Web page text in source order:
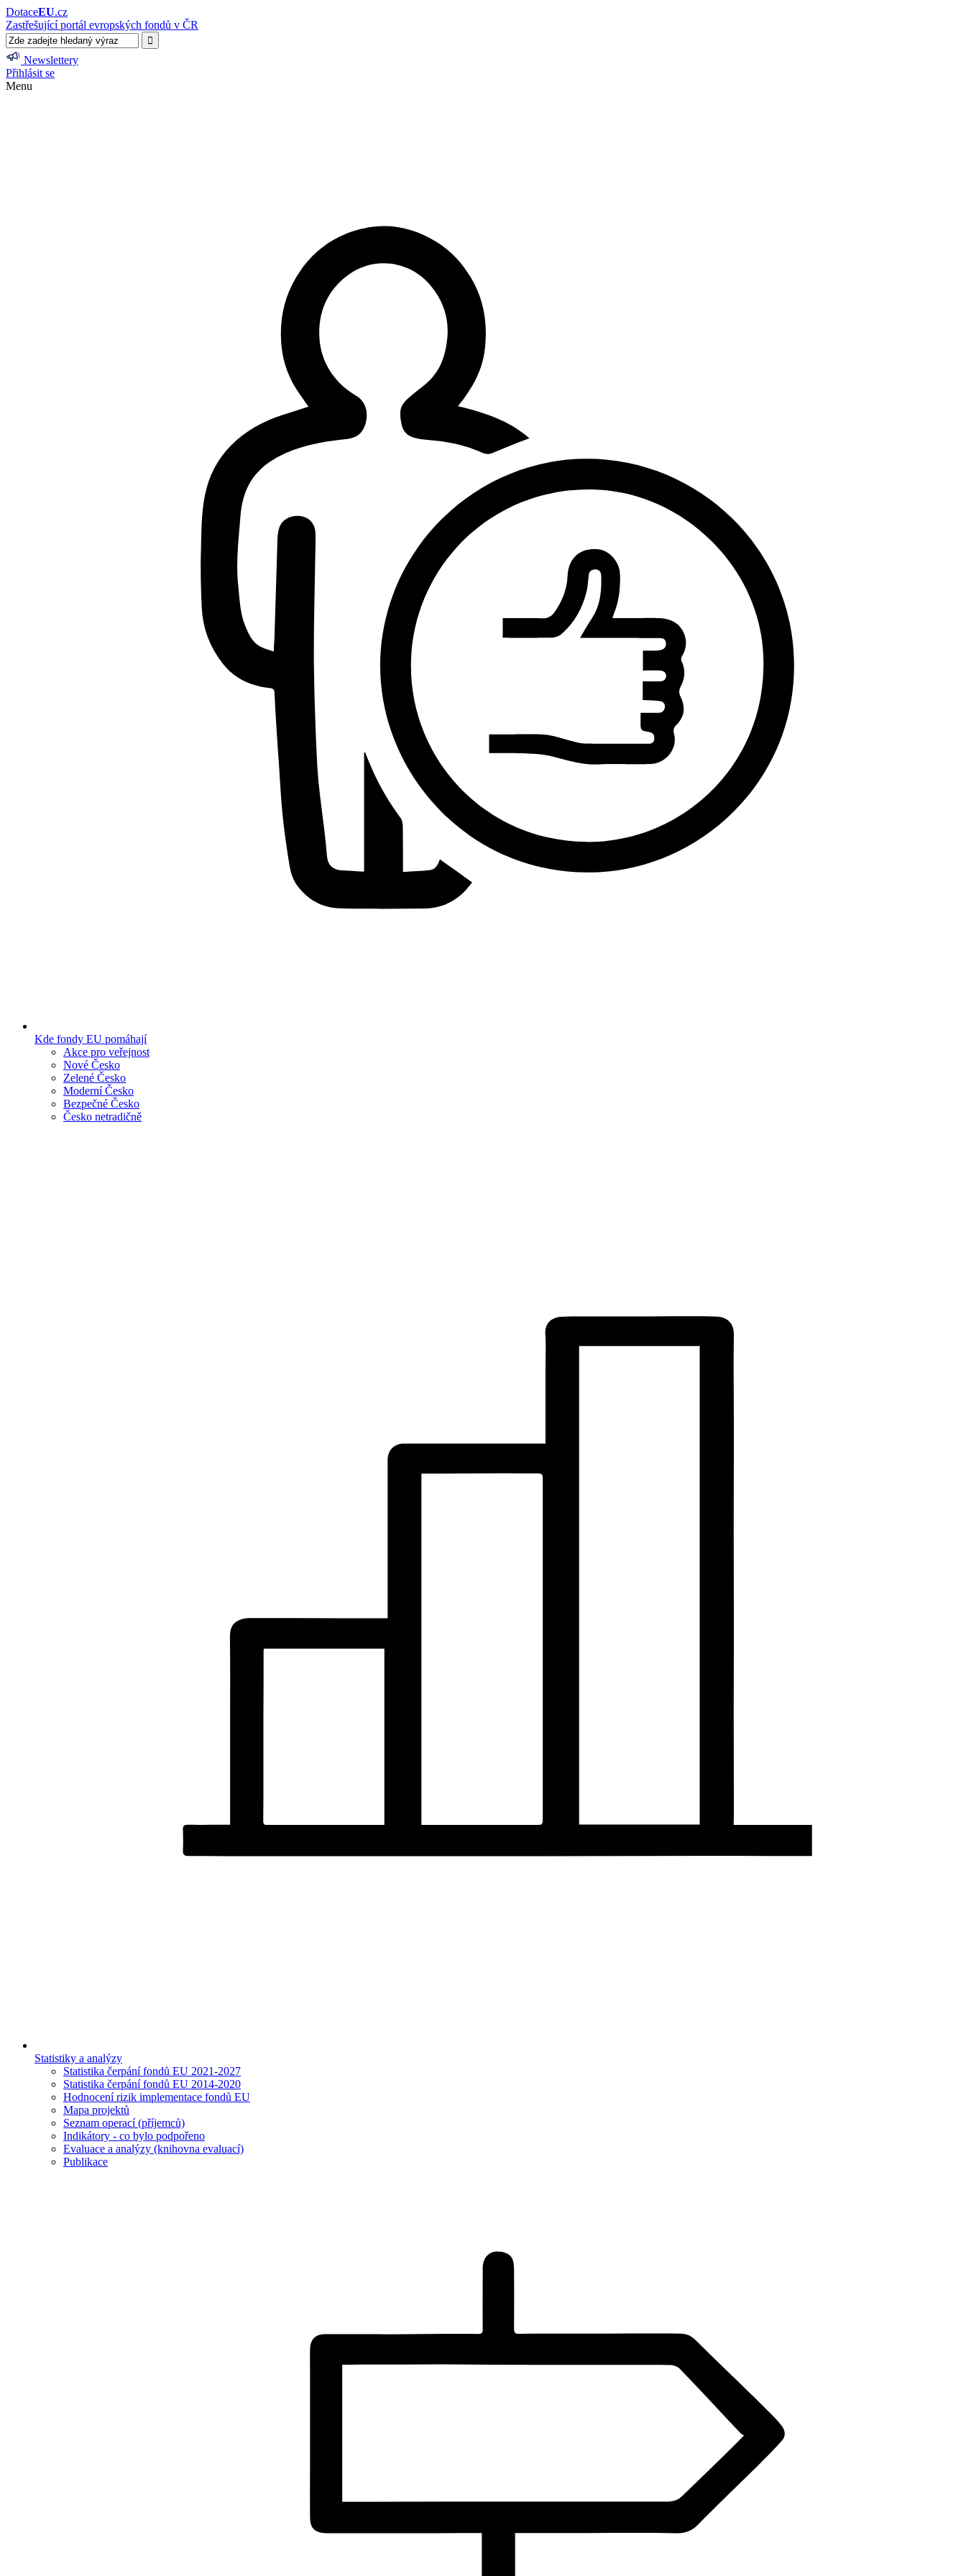
DotaceEU.cz
Zastřešující portál evropských fondů v ČR
Newslettery
Přihlásit se
Menu
Kde fondy EU pomáhají
Akce pro veřejnost
Nové Česko
Zelené Česko
Moderní Česko
Bezpečné Česko
Česko netradičně
Statistiky a analýzy
Statistika čerpání fondů EU 2021-2027
Statistika čerpání fondů EU 2014-2020
Hodnocení rizik implementace fondů EU
Mapa projektů
Seznam operací (příjemců)
Indikátory - co bylo podpořeno
Evaluace a analýzy (knihovna evaluací)
Publikace